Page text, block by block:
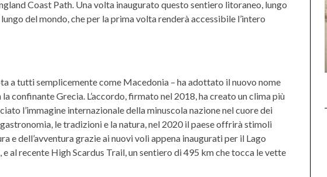
Coast Path. Una volta inaugurato questo sentiero litoraneo, lungo
del mondo, che per la prima volta renderà accessibile l’intero
a tutti semplicemente come Macedonia – ha adottato il nuovo nome
confinante Grecia. L’accordo, firmato nel 2018, ha creato un clima più
l’immagine internazionale della minuscola nazione nel cuore dei
le tradizioni e la natura, nel 2020 il paese offrirà stimoli
e dell’avventura grazie ai nuovi voli appena inaugurati per il Lago
al recente High Scardus Trail, un sentiero di 495 km che tocca le vette